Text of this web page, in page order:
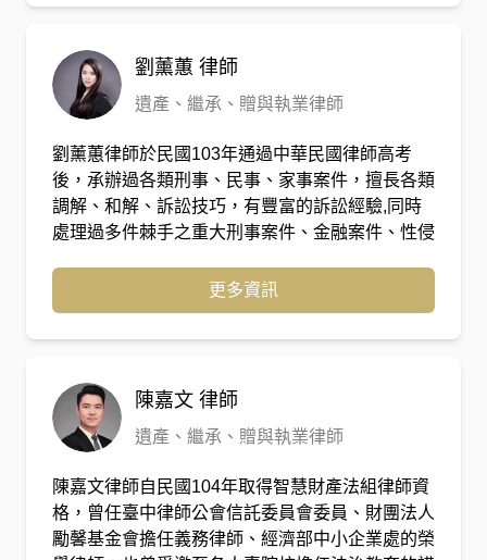
TODAY《視在哈Law》、中國信託銀行《你理財
大匯》。
劉薰蕙 律師
遺產、繼承、贈與執業律師
劉薰蕙律師於民國103年通過中華民國律師高考
後，承辦過各類刑事、民事、家事案件，擅長各類
調解、和解、訴訟技巧，有豐富的訴訟經驗,同時
處理過多件棘手之重大刑事案件、金融案件、性侵
108年考取中華人民共和國國家統一法律職業資格
考試及格，有多年之辦案經驗。
更多資訊
陳嘉文 律師
遺產、繼承、贈與執業律師
陳嘉文律師自民國104年取得智慧財產法組律師資
格，曾任臺中律師公會信託委員會委員、財團法人
勵馨基金會擔任義務律師、經濟部中小企業處的榮